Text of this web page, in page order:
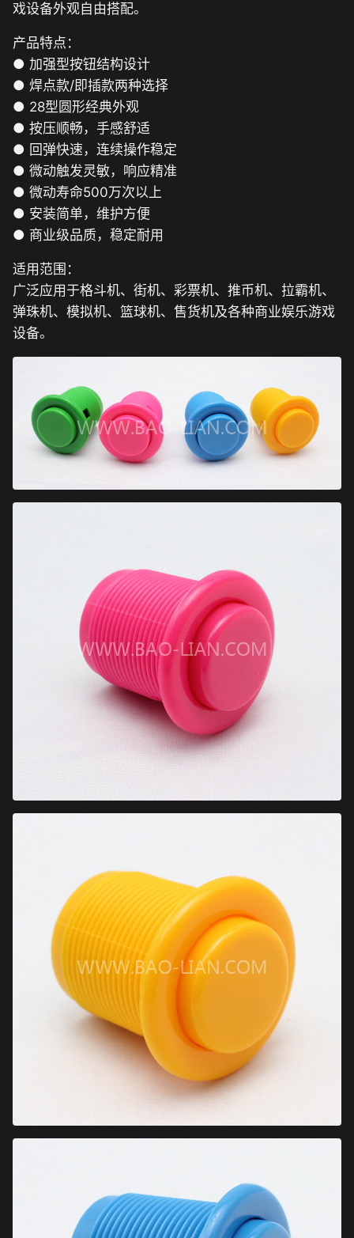
戏设备外观自由搭配。
产品特点：
● 加强型按钮结构设计
● 焊点款/即插款两种选择
● 28型圆形经典外观
● 按压顺畅，手感舒适
● 回弹快速，连续操作稳定
● 微动触发灵敏，响应精准
● 微动寿命500万次以上
● 安装简单，维护方便
● 商业级品质，稳定耐用
适用范围：
广泛应用于格斗机、街机、彩票机、推币机、拉霸机、
弹珠机、模拟机、篮球机、售货机及各种商业娱乐游戏
设备。